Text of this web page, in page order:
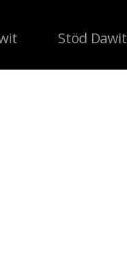
Stöd Dawit